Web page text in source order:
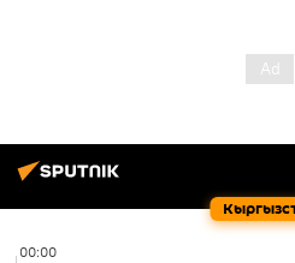
00:00